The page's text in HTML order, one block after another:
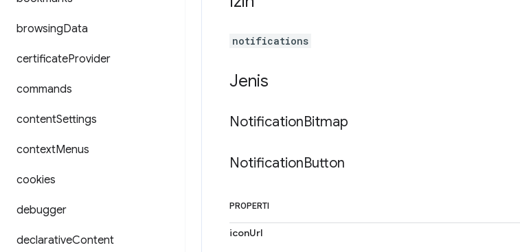
browsingData
certificateProvider
commands
contentSettings
contextMenus
cookies
debugger
declarativeContent
notifications
Jenis
NotificationBitmap
NotificationButton
PROPERTI
iconUrl